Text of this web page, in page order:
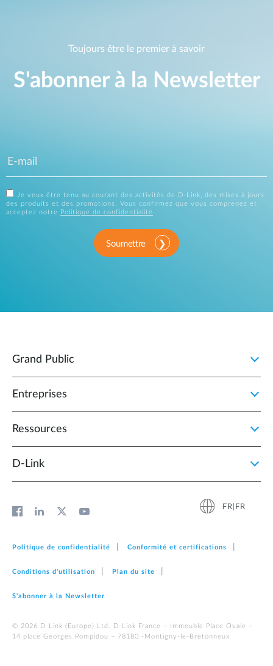
Toujours être le premier à savoir
S'abonner à la Newsletter
Je veux être tenu au courant des activités de D-Link, des mises à jours
des produits et des promotions. Vous confirmez que vous comprenez et
acceptez notre
Politique de confidentialité.
Soumettre
Grand Public
Entreprises
Ressources
D‑Link
FR|FR
Politique de confidentialité Conformité et certifications
Conditions d'utilisation Plan du site
S'abonner à la Newsletter
© 2026 D‑Link (Europe) Ltd. D-Link France – Immeuble Place Ovale –
14 place Georges Pompidou – 78180 -Montigny-le-Bretonneux